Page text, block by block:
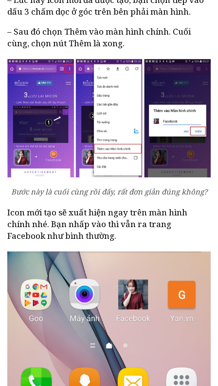
dấu 3 chấm dọc ở góc trên bên phải màn hình.
– Sau đó chọn Thêm vào màn hình chính. Cuối
cùng, chọn nút Thêm là xong.
Bước này là cuối cùng rồi đấy, rất đơn giản đúng không?
Icon mới tạo sẽ xuất hiện ngay trên màn hình
chính nhé. Bạn nhấp vào thì vẫn ra trang
Facebook như bình thường.